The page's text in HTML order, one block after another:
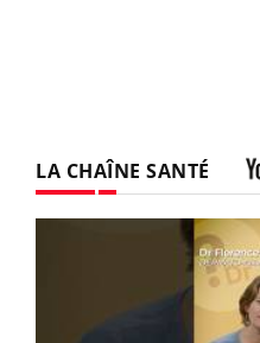
LA CHAÎNE SANTÉ